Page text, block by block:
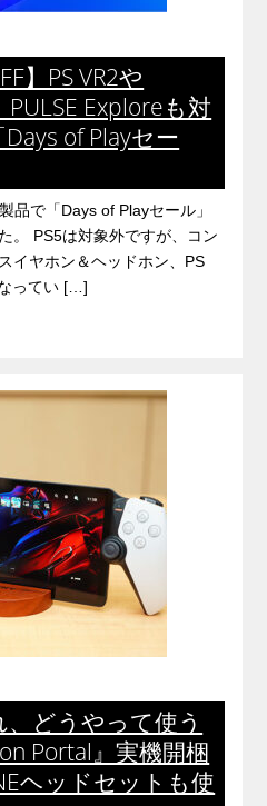
】PS VR2や
PULSE Exploreも対
of Playセー
品で「Days of Playセール」
。 PS5は対象外ですが、コン
イヤホン＆ヘッドホン、PS
ってい […]
、どうやって使う
Portal』実機開梱
ヘッドセットも使